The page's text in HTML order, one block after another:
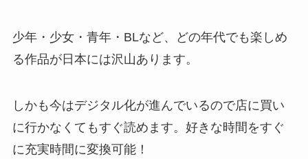
少年・少女・青年・BLなど、どの年代でも楽しめ
る作品が日本には沢山あります。
しかも今はデジタル化が進んでいるので店に買い
に行かなくてもすぐ読めます。好きな時間をすぐ
に充実時間に変換可能！